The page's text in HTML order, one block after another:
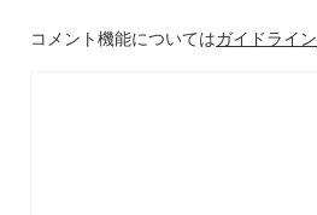
コメント機能についてはガイドライン